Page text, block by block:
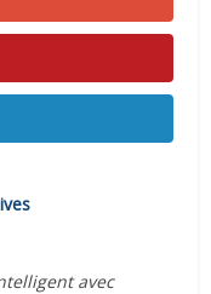
avec